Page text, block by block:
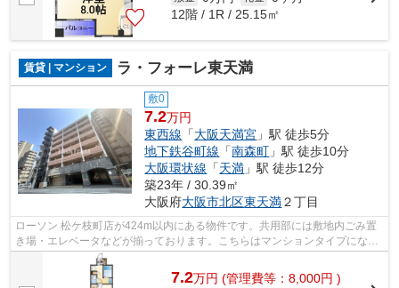
12階 / 1R / 25.15㎡
賃貸 | マンション ラ・フォーレ東天満
敷0
7.2万円
東西線 「大阪天満宮 」駅 徒歩5分
地下鉄谷町線 「南森町 」駅 徒歩10分
大阪環状線 「天満 」駅 徒歩12分
築23年 / 30.39㎡
大阪府大阪市北区東天満２丁目
ローソン 松ケ枝町店が424m以内にある物件です。共用部には敷地内ごみ置
き場・エレベータなどが揃っております。こちらはマンションタイプになり
ます。初期費用はカードで決済いただけ...
7.2万円 (管理費等：8,000円 )